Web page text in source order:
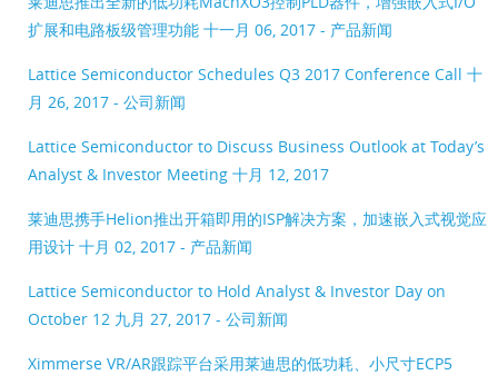
扩展和电路板级管理功能 十一月 06, 2017 - 产品新闻
Lattice Semiconductor Schedules Q3 2017 Conference Call 十
月 26, 2017 - 公司新闻
Lattice Semiconductor to Discuss Business Outlook at Today’s
Analyst & Investor Meeting 十月 12, 2017
莱迪思携手Helion推出开箱即用的ISP解决方案，加速嵌入式视觉应
用设计 十月 02, 2017 - 产品新闻
Lattice Semiconductor to Hold Analyst & Investor Day on
October 12 九月 27, 2017 - 公司新闻
Ximmerse VR/AR跟踪平台采用莱迪思的低功耗、小尺寸ECP5